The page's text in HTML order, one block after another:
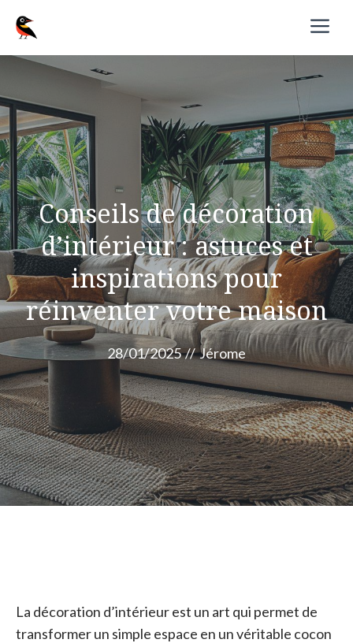
contenu
Conseils de décoration
d’intérieur : astuces et
inspirations pour
réinventer votre maison
28/01/2025 // Jérome
La décoration d’intérieur est un art qui permet de
transformer un simple espace en un véritable cocon